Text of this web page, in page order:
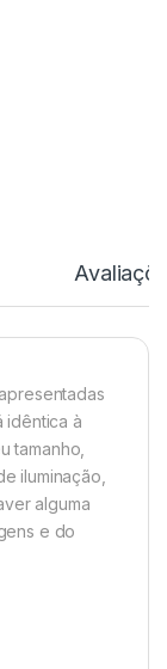
idêntica à
tamanho,
iluminação,
alguma
e do